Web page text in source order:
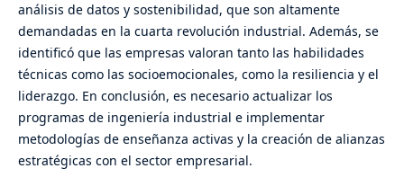
análisis de datos y sostenibilidad, que son altamente
demandadas en la cuarta revolución industrial. Además, se
identificó que las empresas valoran tanto las habilidades
técnicas como las socioemocionales, como la resiliencia y el
liderazgo. En conclusión, es necesario actualizar los
programas de ingeniería industrial e implementar
metodologías de enseñanza activas y la creación de alianzas
estratégicas con el sector empresarial.